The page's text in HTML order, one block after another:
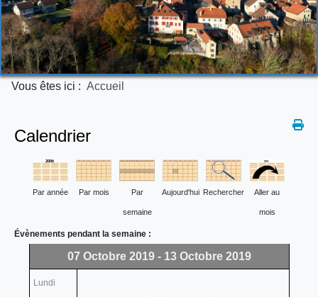
Vous êtes ici : Accueil
Calendrier
Par année Par mois Par
semaine
Aujourd'hui Rechercher Aller au
mois
Évènements pendant la semaine :
07 Octobre 2019 - 13 Octobre 2019
Lundi